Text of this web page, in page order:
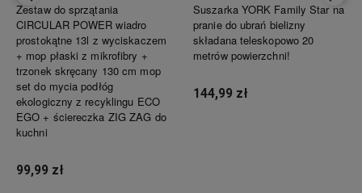
Zestaw do sprzątania
CIRCULAR POWER wiadro
prostokątne 13l z wyciskaczem
+ mop płaski z mikrofibry +
trzonek skręcany 130 cm mop
set do mycia podłóg
ekologiczny z recyklingu ECO
EGO + ściereczka ZIG ZAG do
kuchni
99,99 zł
Suszarka YORK Family Star na
pranie do ubrań bielizny
składana teleskopowo 20
metrów powierzchni!
144,99 zł